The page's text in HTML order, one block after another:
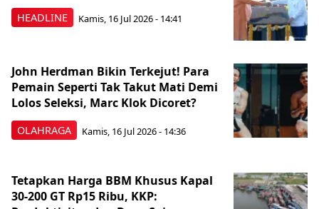
HEADLINE Kamis, 16 Jul 2026 - 14:41
OLAHRAGA
John Herdman Bikin Terkejut! Para
Pemain Seperti Tak Takut Mati Demi
Lolos Seleksi, Marc Klok Dicoret?
Kamis, 16 Jul 2026 - 14:36
Tetapkan Harga BBM Khusus Kapal
30-200 GT Rp15 Ribu, KKP: